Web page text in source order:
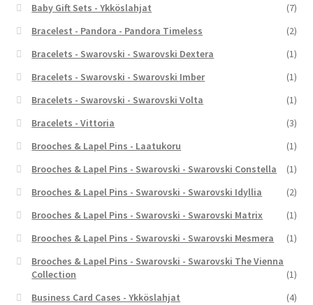
Baby Gift Sets - Ykköslahjat
(7)
Bracelest - Pandora - Pandora Timeless
(2)
Bracelets - Swarovski - Swarovski Dextera
(1)
Bracelets - Swarovski - Swarovski Imber
(1)
Bracelets - Swarovski - Swarovski Volta
(1)
Bracelets - Vittoria
(3)
Brooches & Lapel Pins - Laatukoru
(1)
Brooches & Lapel Pins - Swarovski - Swarovski Constella
(1)
Brooches & Lapel Pins - Swarovski - Swarovski Idyllia
(2)
Brooches & Lapel Pins - Swarovski - Swarovski Matrix
(1)
Brooches & Lapel Pins - Swarovski - Swarovski Mesmera
(1)
Brooches & Lapel Pins - Swarovski - Swarovski The Vienna
Collection
(1)
Business Card Cases - Ykköslahjat
(4)